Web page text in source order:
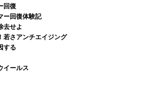
回復
ー回復体験記
去せよ
若さアンチエイジング
する
イールス